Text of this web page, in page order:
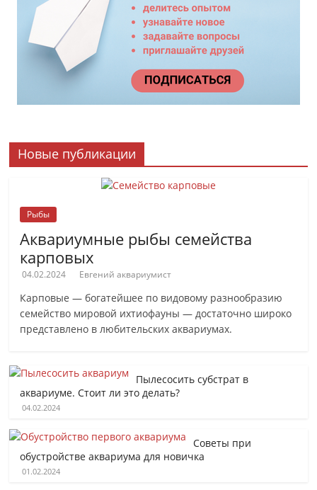
Новые публикации
Рыбы
Аквариумные рыбы семейства
карповых
04.02.2024 Евгений аквариумист
Карповые — богатейшее по видовому разнообразию
семейство мировой ихтиофауны — достаточно широко
представлено в любительских аквариумах.
Пылесосить субстрат в
аквариуме. Стоит ли это делать?
04.02.2024
Советы при
обустройстве аквариума для новичка
01.02.2024